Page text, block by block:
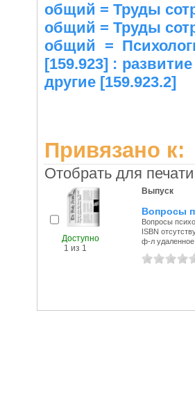
общий = Труды
общий = Труды
общий =
[159.923] :
другие [159.923.2]
Привязано к:
Отобрать для
Доступно
1 из 1
Выпуск
Вопросы
Вопросы
ISBN
ф-л удаленное